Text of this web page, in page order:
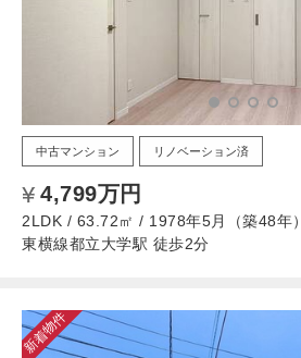
中古マンション リノベーション済
4,799万円
2LDK / 63.72㎡ / 1978年5月（築48年）
東横線都立大学駅 徒歩2分
新着物件